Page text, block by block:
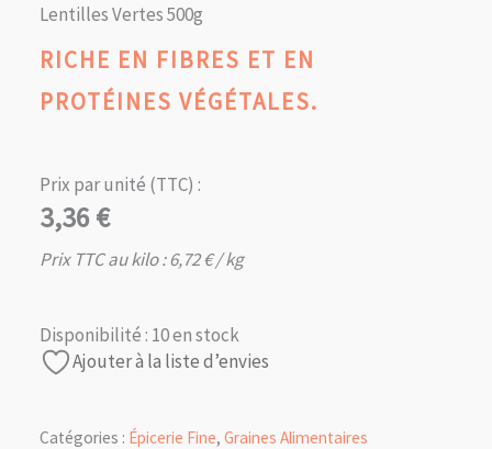
Lentilles Vertes 500g
RICHE EN FIBRES ET EN
PROTÉINES VÉGÉTALES.
Prix par unité (TTC) :
3,36€
Prix TTC au kilo :6,72€/ kg
Disponibilité : 10 en stock
Ajouter à la liste d’envies
Catégories : Épicerie Fine, Graines Alimentaires